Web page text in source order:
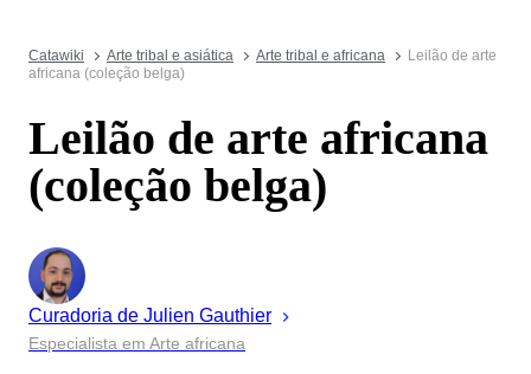
Catawiki Arte tribal e asiática Arte tribal e africana
Leilão de arte
africana (coleção belga)
Leilão de arte africana
(coleção belga)
Curadoria de Julien Gauthier
Especialista em Arte africana